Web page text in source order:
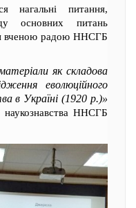
нагальні питання,
основних питань
вченою радою ННСГБ
як складова
еволюційного
в Україні (1920 р.)»
наукознавства ННСГБ